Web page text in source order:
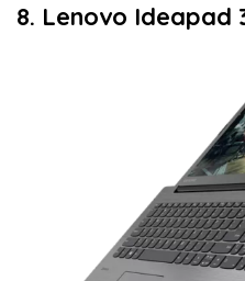
8. Lenovo Ideapad